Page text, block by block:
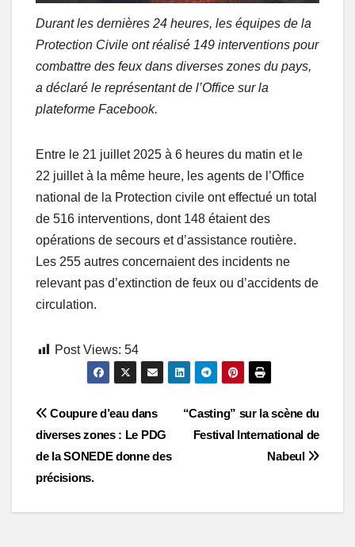
Durant les dernières 24 heures, les équipes de la
Protection Civile ont réalisé 149 interventions pour
combattre des feux dans diverses zones du pays,
a déclaré le représentant de l’Office sur la
plateforme Facebook.
Entre le 21 juillet 2025 à 6 heures du matin et le
22 juillet à la même heure, les agents de l’Office
national de la Protection civile ont effectué un total
de 516 interventions, dont 148 étaient des
opérations de secours et d’assistance routière.
Les 255 autres concernaient des incidents ne
relevant pas d’extinction de feux ou d’accidents de
circulation.
Post Views: 54
Post
navigation
“Casting” sur la scène du
Festival International de
Nabeul
Coupure d’eau dans
diverses zones : Le PDG
de la SONEDE donne des
précisions.